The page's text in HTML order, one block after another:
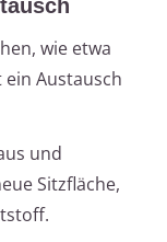
wie etwa
ein Austausch
und
Sitzfläche,